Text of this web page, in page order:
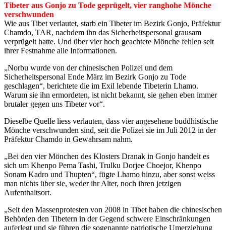
Tibeter aus Gonjo zu Tode geprügelt, vier ranghohe Mönche
verschwunden
Wie aus Tibet verlautet, starb ein Tibeter im Bezirk Gonjo, Präfektur
Chamdo, TAR, nachdem ihn das Sicherheitspersonal grausam
verprügelt hatte. Und über vier hoch geachtete Mönche fehlen seit
ihrer Festnahme alle Informationen.
„Norbu wurde von der chinesischen Polizei und dem
Sicherheitspersonal Ende März im Bezirk Gonjo zu Tode
geschlagen“, berichtete die im Exil lebende Tibeterin Lhamo.
Warum sie ihn ermordeten, ist nicht bekannt, sie gehen eben immer
brutaler gegen uns Tibeter vor“.
Dieselbe Quelle liess verlauten, dass vier angesehene buddhistische
Mönche verschwunden sind, seit die Polizei sie im Juli 2012 in der
Präfektur Chamdo in Gewahrsam nahm.
„Bei den vier Mönchen des Klosters Dranak in Gonjo handelt es
sich um Khenpo Pema Tashi, Trulku Dorjee Choejor, Khenpo
Sonam Kadro und Thupten“, fügte Lhamo hinzu, aber sonst weiss
man nichts über sie, weder ihr Alter, noch ihren jetzigen
Aufenthaltsort.
„Seit den Massenprotesten von 2008 in Tibet haben die chinesischen
Behörden den Tibetern in der Gegend schwere Einschränkungen
auferlegt und sie führen die sogenannte patriotische Umerziehung